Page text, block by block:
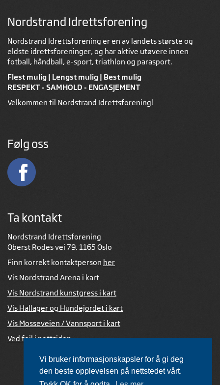
Vi bruker informasjonskapsler for å gi deg
den beste opplevelsen på nettstedet vårt.
Nordstrand Idrettsforening
Nordstrand Idrettsforening er en av landets største og
eldste idrettsforeninger, og har aktive utøvere innen
fotball, håndball, e-sport, triathlon og parasport.
Flest mulig | Lengst mulig | Best mulig
RESPEKT - SAMHOLD - ENGASJEMENT
Velkommen til Nordstrand Idrettsforening!
Følg oss
Ta kontakt
Nordstrand Idrettsforening
Oberst Rodes vei 79, 1165 Oslo
Finn korrekt kontaktperson her
Vis Nordstrand Arena i kart
Vis Nordstrand kunstgress i kart
Vis Hallager og Hundejordet i kart
Vis Mosseveien / Vannsport i kart
Ved feil i nettsiden